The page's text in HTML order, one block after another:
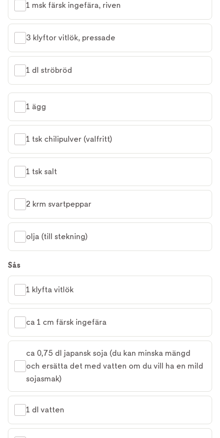
1 msk färsk ingefära, riven
3 klyftor vitlök, pressade
1 dl ströbröd
1 ägg
1 tsk chilipulver (valfritt)
1 tsk salt
2 krm svartpeppar
olja (till stekning)
Sås
1 klyfta vitlök
ca 1 cm färsk ingefära
ca 0,75 dl japansk soja (du kan minska mängd
och ersätta det med vatten om du vill ha en mild
sojasmak)
1 dl vatten